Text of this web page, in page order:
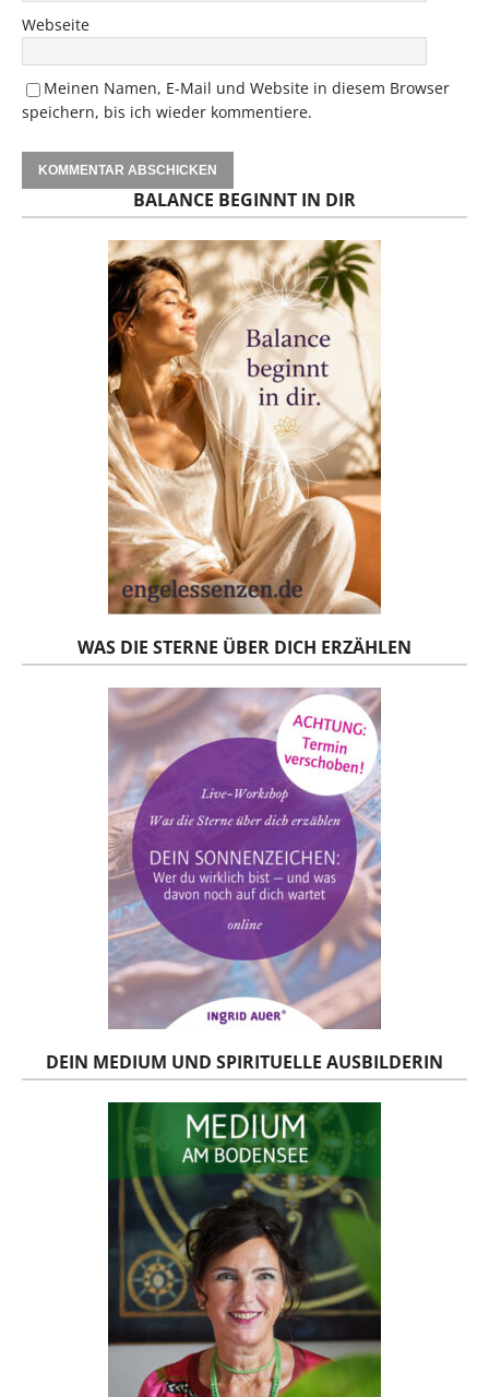
Webseite
Meinen Namen, E-Mail und Website in diesem Browser
speichern, bis ich wieder kommentiere.
BALANCE BEGINNT IN DIR
WAS DIE STERNE ÜBER DICH ERZÄHLEN
DEIN MEDIUM UND SPIRITUELLE AUSBILDERIN